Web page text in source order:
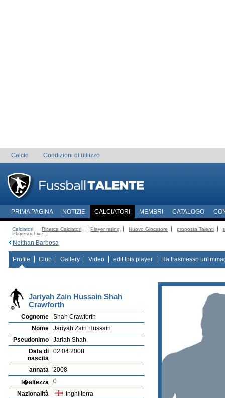
Calcio Condizioni di utilizzo
PRIMA PAGINA NOTIZIE CALCIATORI MEMBRI CATALOGO
Calciatori Ricerca Calciatori Player rating Nuovo Giocatore proposta Talenti
Playerarchive
Neithan Barbosa
Profile Club Gallery Video edit this player Ha trasmesso
Jariyah Zain Hussain Shah
Crawforth
Cognome
Shah Crawforth
Nome
Jariyah Zain Hussain
Pseudonimo
Jariah Shah
Data di
nascita
02.04.2008
annata
2008
l�altezza
0
Nazionalità
Inghilterra